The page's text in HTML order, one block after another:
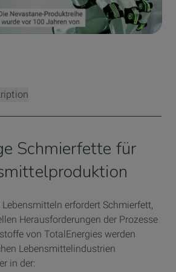
Produktreihe wurde vor 100
der
zu erfüllen. Seit der Gründung hat
an Schmierstoffen für die
Leistung und Kompetenz
Meilensteinen betrachten.
der Marke Nevastane mit USDA-
die Innovation mit der Einführung
auf PAO-Basis für die
Schmierfette für
erfordert Schmierfett,
Herausforderungen der Prozesse
von TotalEnergies werden
Lebensmittelindustrien
in der: